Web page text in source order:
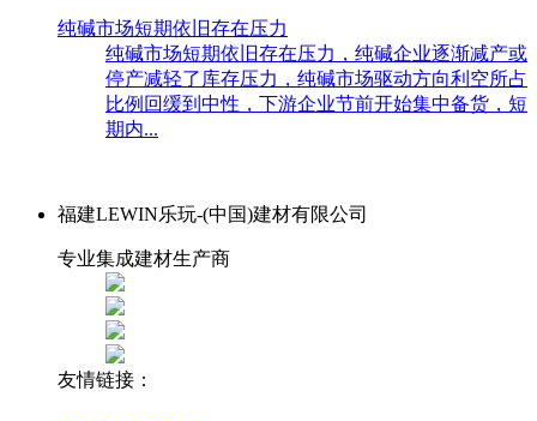
纯碱市场短期依旧存在压力
纯碱市场短期依旧存在压力，纯碱企业逐渐减产或
停产减轻了库存压力，纯碱市场驱动方向利空所占
比例回缓到中性，下游企业节前开始集中备货，短
期内...
福建LEWIN乐玩-(中国)建材有限公司
专业集成建材生产商
友情链接：